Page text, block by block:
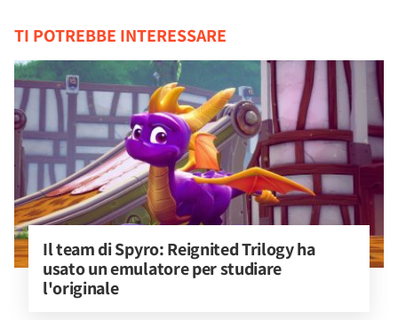
TI POTREBBE INTERESSARE
Il team di Spyro: Reignited Trilogy ha
usato un emulatore per studiare
l'originale